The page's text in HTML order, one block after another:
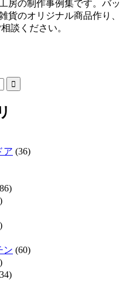
房の制作事例集です。バッ
貨のオリジナル商品作り、
談ください。
ア (36)
ン (60)